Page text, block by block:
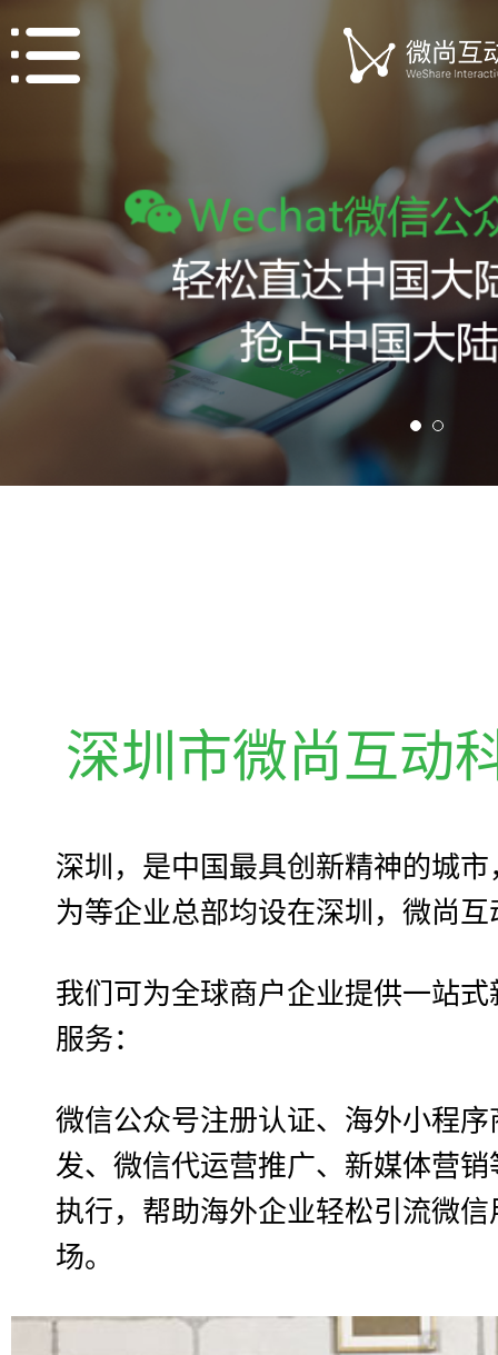
深圳市微尚互动
深圳，是中国最具创新精神的城
为等企业总部均设在深圳，微尚
我们可为全球商户企业提供一站
服务：
微信公众号注册认证、海外小程
发、微信代运营推广、新媒体营
执行，帮助海外企业轻松引流微
场。